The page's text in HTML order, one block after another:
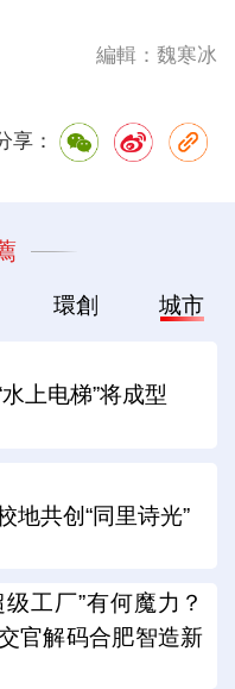
編輯：魏寒冰
享：
環創 城市
上电梯”将成型
地共创“同里诗光”
级工厂”有何魔力？
官解码合肥智造新